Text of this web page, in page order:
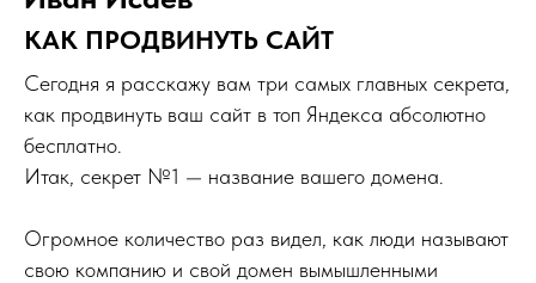
КАК ПРОДВИНУТЬ САЙТ
Сегодня я расскажу вам три самых главных секрета,
как продвинуть ваш сайт в топ Яндекса абсолютно
бесплатно.
Итак, секрет №1 — название вашего домена.
Огромное количество раз видел, как люди называют
свою компанию и свой домен вымышленными